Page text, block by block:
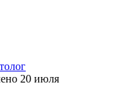
20 июля